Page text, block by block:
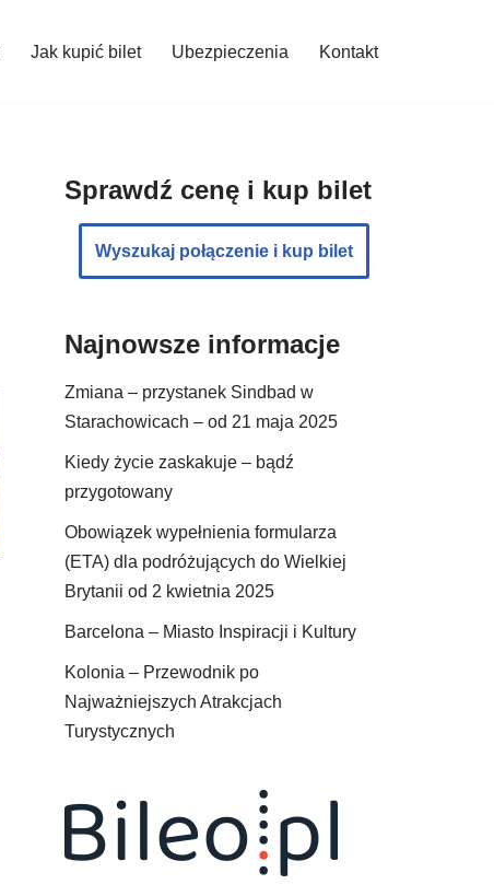
Jak kupić bilet Ubezpieczenia Kontakt
Sprawdź cenę i kup bilet
Wyszukaj połączenie i kup bilet
Najnowsze informacje
Zmiana – przystanek Sindbad w
Starachowicach – od 21 maja 2025
Kiedy życie zaskakuje – bądź
przygotowany
Obowiązek wypełnienia formularza
(ETA) dla podróżujących do Wielkiej
Brytanii od 2 kwietnia 2025
Barcelona – Miasto Inspiracji i Kultury
Kolonia – Przewodnik po
Najważniejszych Atrakcjach
Turystycznych